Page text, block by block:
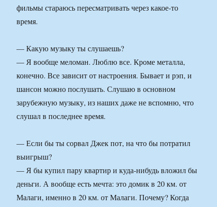
фильмы стараюсь пересматривать через какое-то
время.
— Какую музыку ты слушаешь?
— Я вообще меломан. Люблю все. Кроме металла,
конечно. Все зависит от настроения. Бывает и рэп, и
шансон можно послушать. Слушаю в основном
зарубежную музыку, из наших даже не вспомню, что
слушал в последнее время.
— Если бы ты сорвал Джек пот, на что бы потратил
выигрыш?
— Я бы купил пару квартир и куда-нибудь вложил бы
деньги. А вообще есть мечта: это домик в 20 км. от
Малаги, именно в 20 км. от Малаги. Почему? Когда